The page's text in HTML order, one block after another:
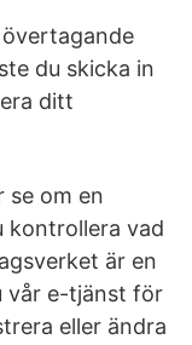
du skicka in
ditt
se om en
kontrollera vad
är en
vår e-tjänst för
eller ändra